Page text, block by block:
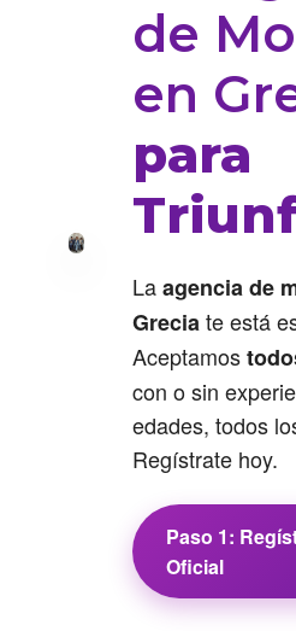
de
en
para
Laagencia de
Greciate está
Aceptamos
con o sin
edades, todos
Regístrate hoy.
Paso 1:
Oficial